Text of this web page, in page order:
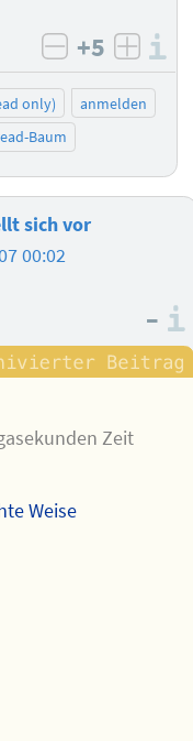
negativ
+5
only)
anmelden
Baum
sich vor
00:02
–
Zeit
Weise